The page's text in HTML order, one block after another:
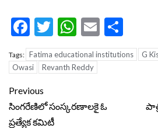
Facebook
Twitter
WhatsApp
Email
Tags: Fatima educational institutions G
Owasi
Revanth Reddy
Continue
Reading
Previous
సింగరేణిలో సంస్కరణాలకై ఓ
ప్రత్యేక కమిటీ